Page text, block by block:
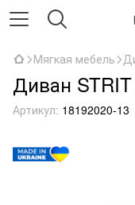
Мягкая мебель
Диван
Артикул: 18192020-13